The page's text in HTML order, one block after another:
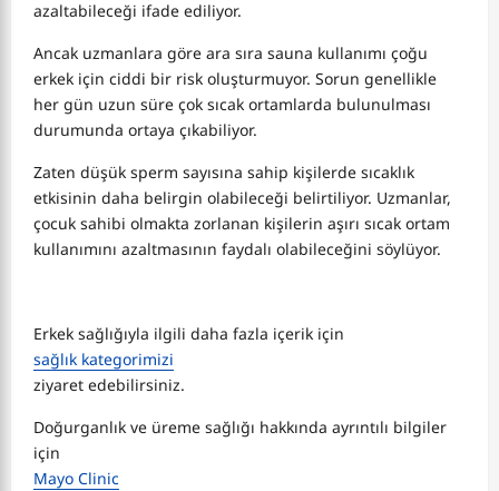
azaltabileceği ifade ediliyor.
Ancak uzmanlara göre ara sıra sauna kullanımı çoğu
erkek için ciddi bir risk oluşturmuyor. Sorun genellikle
her gün uzun süre çok sıcak ortamlarda bulunulması
durumunda ortaya çıkabiliyor.
Zaten düşük sperm sayısına sahip kişilerde sıcaklık
etkisinin daha belirgin olabileceği belirtiliyor. Uzmanlar,
çocuk sahibi olmakta zorlanan kişilerin aşırı sıcak ortam
kullanımını azaltmasının faydalı olabileceğini söylüyor.
Erkek sağlığıyla ilgili daha fazla içerik için
sağlık kategorimizi
ziyaret edebilirsiniz.
Doğurganlık ve üreme sağlığı hakkında ayrıntılı bilgiler
için
Mayo Clinic